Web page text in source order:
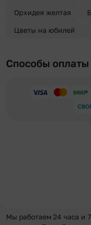
Орхидея желтая
Цветы на юбилей
Способы оплаты
Мы работаем 24 часа и